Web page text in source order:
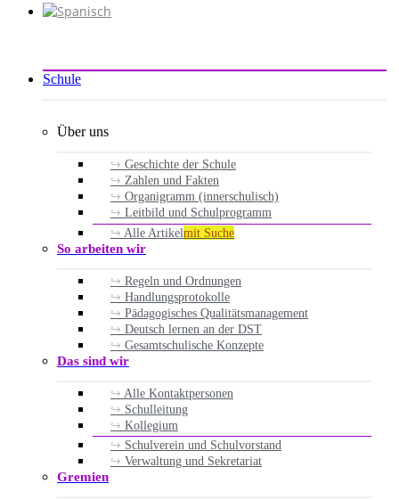
Schule
Über uns
Geschichte der Schule
Zahlen und Fakten
Organigramm (innerschulisch)
Leitbild und Schulprogramm
Alle Artikelmit Suche
So arbeiten wir
Regeln und Ordnungen
Handlungsprotokolle
Pädagogisches Qualitätsmanagement
Deutsch lernen an der DST
Gesamtschulische Konzepte
Das sind wir
Alle Kontaktpersonen
Schulleitung
Kollegium
Schulverein und Schulvorstand
Verwaltung und Sekretariat
Gremien